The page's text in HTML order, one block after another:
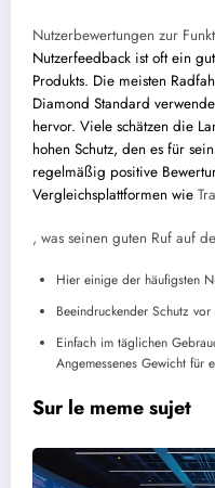
Nutzerbewertungen zur
Nutzerfeedback ist oft ein
Produkts. Die meisten
Diamond Standard
hervor. Viele schätzen die
hohen Schutz, den es für
regelmäßig positive
Vergleichsplattformen wie
, was seinen guten Ruf auf
Hier einige der häufigsten
Beeindruckender Schutz
Einfach im täglichen
Angemessenes Gewicht für
Sur le meme sujet